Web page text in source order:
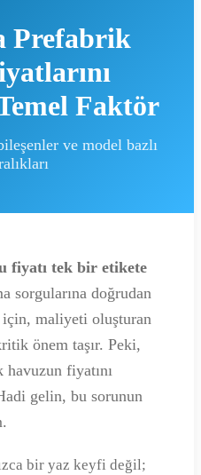
Prefabrik
Faktör
ve model bazlı
fiyatı tek bir etikete
sorgularına doğrudan
için, maliyeti oluşturan
önem taşır. Peki,
havuzun fiyatını
gelin, bu sorunun
bir yaz keyfi değil;